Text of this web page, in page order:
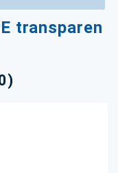
transparen